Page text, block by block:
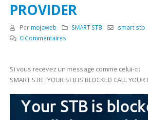
PROVIDER
Par mojaweb SMART STB
smart stb
0 Commentaires
Si vous recevez un message comme celui-ci:
SMART STB : YOUR STB IS BLOCKED CALL YOUR